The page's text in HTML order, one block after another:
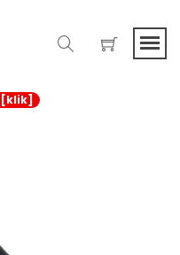
[klik]